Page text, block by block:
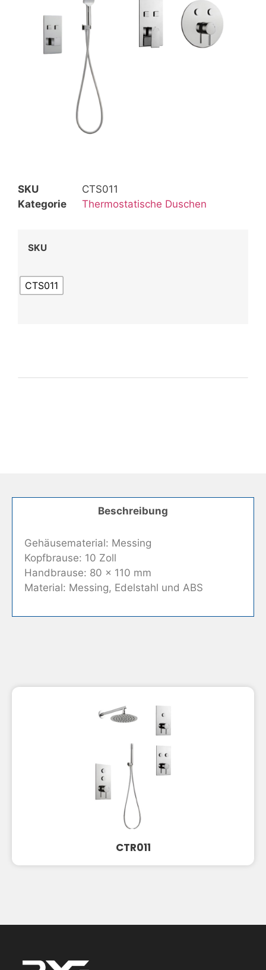
SKU
CTS011
Kategorie
Thermostatische Duschen
SKU
CTS011
Beschreibung
Gehäusematerial: Messing
Kopfbrause: 10 Zoll
Handbrause: 80 x 110 mm
Material: Messing, Edelstahl und ABS
CTR011